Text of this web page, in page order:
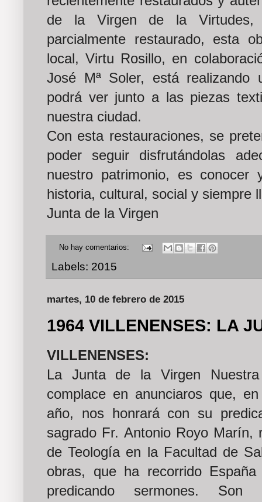
de la Virgen de la Virtudes,
parcialmente restaurado, esta
local, Virtu Rosillo, en
José Mª Soler, está realizando
podrá ver junto a las piezas
nuestra ciudad.
Con esta restauraciones, se
poder seguir disfrutándolas
nuestro patrimonio, es conocer
historia, cultural, social y siempre
Junta de la Virgen
No hay comentarios:
Labels: 2015
martes, 10 de febrero de 2015
1964 VILLENENSES: LA
VILLENENSES:
La Junta de la Virgen
complace en anunciaros que,
año, nos honrará con su
sagrado Fr. Antonio Royo Marín,
de Teología en la Facultad de
obras, que ha recorrido
predicando sermones. Son